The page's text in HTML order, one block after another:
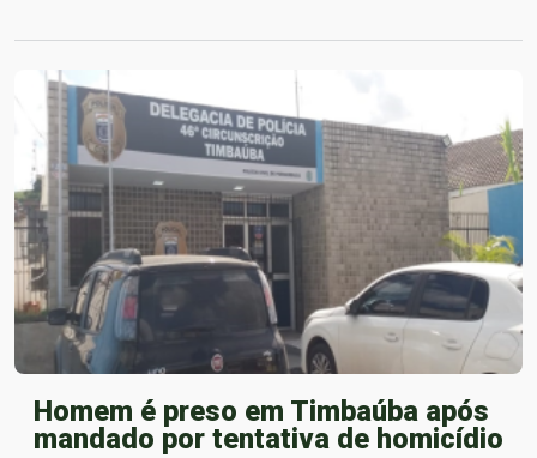
Homem é preso em Timbaúba após
mandado por tentativa de homicídio